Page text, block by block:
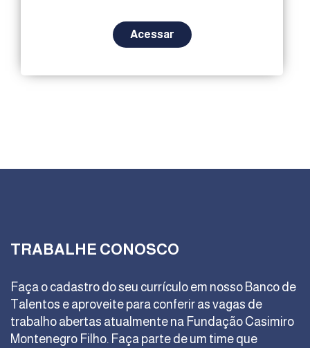
Acessar
Faça o cadastro do seu currículo em nosso Banco de
Talentos e aproveite para conferir as vagas de
trabalho abertas atualmente na Fundação Casimiro